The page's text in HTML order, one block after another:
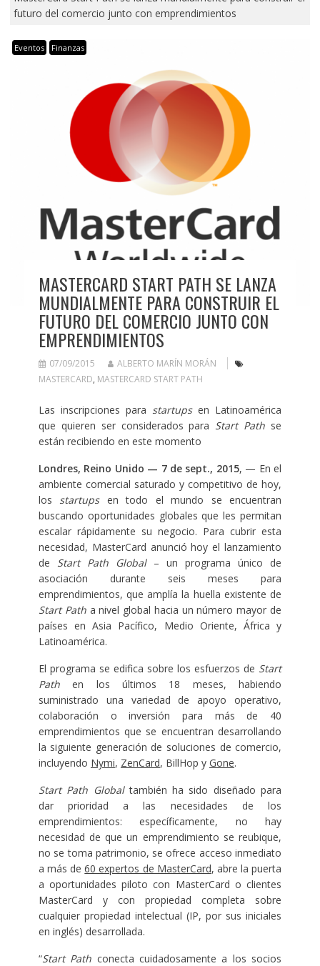
futuro del comercio junto con emprendimientos
Eventos Finanzas
MASTERCARD START PATH SE LANZA
MUNDIALMENTE PARA CONSTRUIR EL
FUTURO DEL COMERCIO JUNTO CON
EMPRENDIMIENTOS
07/09/2015
ALBERTO MARÍN MORÁN
MASTERCARD, MASTERCARD START PATH
Las inscripciones para startupsen Latinoamérica
que quieren ser considerados para Start Path se
están recibiendo en este momento
Londres, Reino Unido — 7 de sept., 2015, — En el
ambiente comercial saturado y competitivo de hoy,
los startupsen todo el mundo se encuentran
buscando oportunidades globales que les permitan
escalar rápidamente su negocio. Para cubrir esta
necesidad, MasterCard anunció hoy el lanzamiento
de Start Path Global– un programa único de
asociación durante seis meses para
emprendimientos, que amplía la huella existente de
Start Patha nivel global hacia un número mayor de
países en Asia Pacífico, Medio Oriente, África y
Latinoamérica.
El programa se edifica sobre los esfuerzos de Start
Pathen los últimos 18 meses, habiendo
suministrado una variedad de apoyo operativo,
colaboración o inversión para más de 40
emprendimientos que se encuentran desarrollando
la siguiente generación de soluciones de comercio,
incluyendo Nymi, ZenCard, BillHop y Gone.
Start Path Globaltambién ha sido diseñado para
dar prioridad a las necesidades de los
emprendimientos: específicamente, no hay
necesidad de que un emprendimiento se reubique,
no se toma patrimonio, se ofrece acceso inmediato
a más de60 expertos de MasterCard, abre la puerta
a oportunidades piloto con MasterCard o clientes
MasterCard y con propiedad completa sobre
cualquier propiedad intelectual (IP, por sus iniciales
en inglés) desarrollada.
“Start Path conecta cuidadosamente a los socios